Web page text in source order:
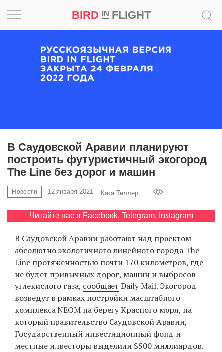
BIRD INFLIGHT
В Саудовской Аравии планируют
построить футуристичный экогород
The Line без дорог и машин
Новости 12 января 2021 Катя Теллер
Читайте нас в Facebook, Telegram, Instagram
В Саудовской Аравии работают над проектом
абсолютно экологичного линейного города The
Line протяженностью почти 170 километров, где
не будет привычных дорог, машин и выбросов
углекислого газа, сообщает Daily Mail. Экогород
возведут в рамках постройки масштабного
комплекса NEOM на берегу Красного моря, на
который правительство Саудовской Аравии,
Государственный инвестиционный фонд и
местные инвесторы выделили $500 миллиардов.